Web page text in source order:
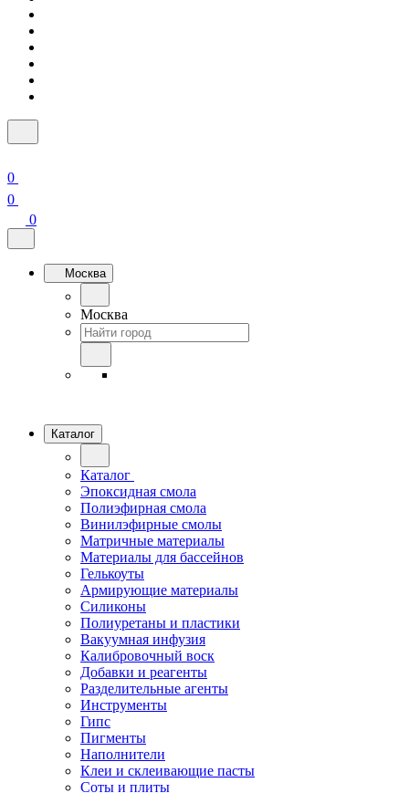
0
0
0
Москва
Москва
Каталог
Каталог
Эпоксидная смола
Полиэфирная смола
Винилэфирные смолы
Матричные материалы
Материалы для бассейнов
Гелькоуты
Армирующие материалы
Силиконы
Полиуретаны и пластики
Вакуумная инфузия
Калибровочный воск
Добавки и реагенты
Разделительные агенты
Инструменты
Гипс
Пигменты
Наполнители
Клеи и склеивающие пасты
Соты и плиты